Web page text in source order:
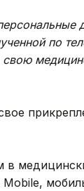
по
свою
в
Mobile,